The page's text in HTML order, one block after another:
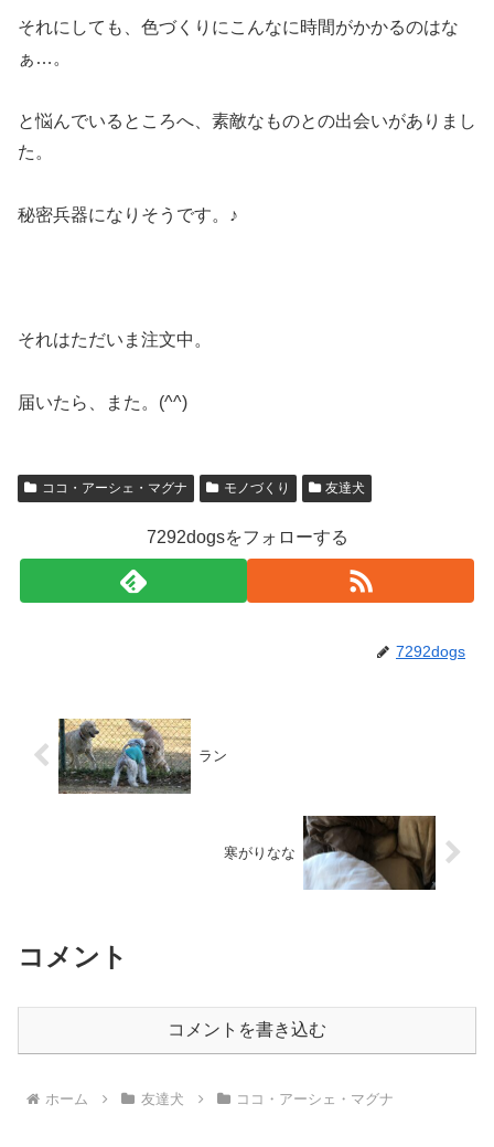
それにしても、色づくりにこんなに時間がかかるのはな
ぁ…。
と悩んでいるところへ、素敵なものとの出会いがありまし
た。
秘密兵器になりそうです。♪
それはただいま注文中。
届いたら、また。(^^)
ココ・アーシェ・マグナ モノづくり 友達犬
7292dogsをフォローする
7292dogs
ラン
寒がりなな
コメント
コメントを書き込む
ホーム 友達犬 ココ・アーシェ・マグナ